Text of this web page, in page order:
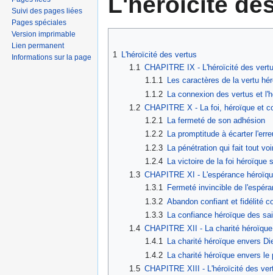
1 L'héroïcité des vertus
1.1 CHAPITRE IX - L'héroïcité des
1.1.1 Les caractères de la vertu
1.1.2
La connexion des vertus et
1.2 CHAPITRE X - La foi, héroïque et
1.2.1 La fermeté de son adhésion
1.2.2 La promptitude à écarter
1.2.3
La pénétration qui fait tout
1.2.4 La victoire de la foi héroïque
1.3 CHAPITRE XI - L'espérance
1.3.1 Fermeté invincible de
1.3.2 Abandon confiant et fidélité
1.3.3 La confiance héroïque des
1.4 CHAPITRE XII - La charité héroïque
1.4.1 La charité héroïque envers
1.4.2 La charité héroïque envers
1.5 CHAPITRE XIII - L'héroïcité des
Suivi des pages liées
Pages spéciales
Version imprimable
Lien permanent
Informations sur la page